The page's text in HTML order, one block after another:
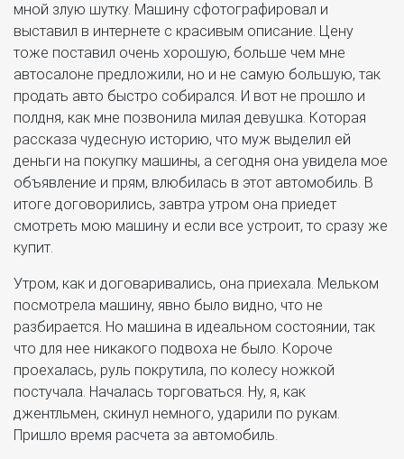
мной злую шутку. Машину сфотографировал и
выставил в интернете с красивым описание. Цену
тоже поставил очень хорошую, больше чем мне
автосалоне предложили, но и не самую большую, так
продать авто быстро собирался. И вот не прошло и
полдня, как мне позвонила милая девушка. Которая
рассказа чудесную историю, что муж выделил ей
деньги на покупку машины, а сегодня она увидела мое
объявление и прям, влюбилась в этот автомобиль. В
итоге договорились, завтра утром она приедет
смотреть мою машину и если все устроит, то сразу же
купит.
Утром, как и договаривались, она приехала. Мельком
посмотрела машину, явно было видно, что не
разбирается. Но машина в идеальном состоянии, так
что для нее никакого подвоха не было. Короче
проехалась, руль покрутила, по колесу ножкой
постучала. Началась торговаться. Ну, я, как
джентльмен, скинул немного, ударили по рукам.
Пришло время расчета за автомобиль.